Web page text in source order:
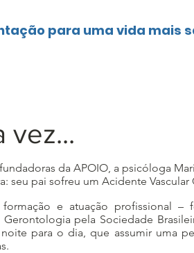
para uma vida mais
vez...
da APOIO, a psicóloga
seu pai sofreu um Acidente Vascular
e atuação profissional –
Gerontologia pela Sociedade
para o dia, que assumir uma